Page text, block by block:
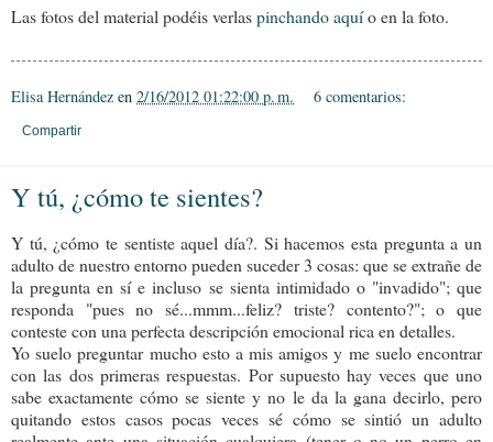
Las fotos del material podéis verlaspinchando aquío en la foto.
Elisa Hernández en 2/16/2012 01:22:00 p. m. 6 comentarios:
Compartir
Y tú, ¿cómo te sientes?
Y tú, ¿cómo te sentiste aquel día?. Si hacemos esta pregunta a un
adulto de nuestro entorno pueden suceder 3 cosas: que se extrañe de
la pregunta en sí e incluso se sienta intimidado o "invadido"; que
responda "pues no sé...mmm...feliz? triste? contento?"; o que
conteste con una perfecta descripción emocional rica en detalles.
Yo suelo preguntar mucho esto a mis amigos y me suelo encontrar
con las dos primeras respuestas. Por supuesto hay veces que uno
sabe exactamente cómo se siente y no le da la gana decirlo, pero
quitando estos casos pocas veces sé cómo se sintió un adulto